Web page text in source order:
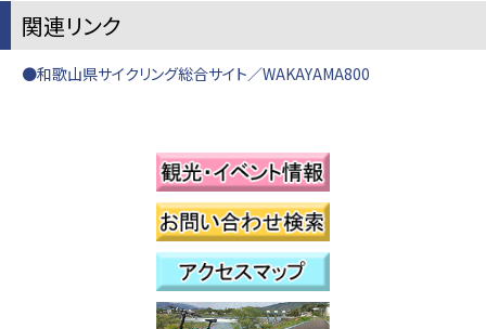
関連リンク
●和歌山県サイクリング総合サイト／WAKAYAMA800